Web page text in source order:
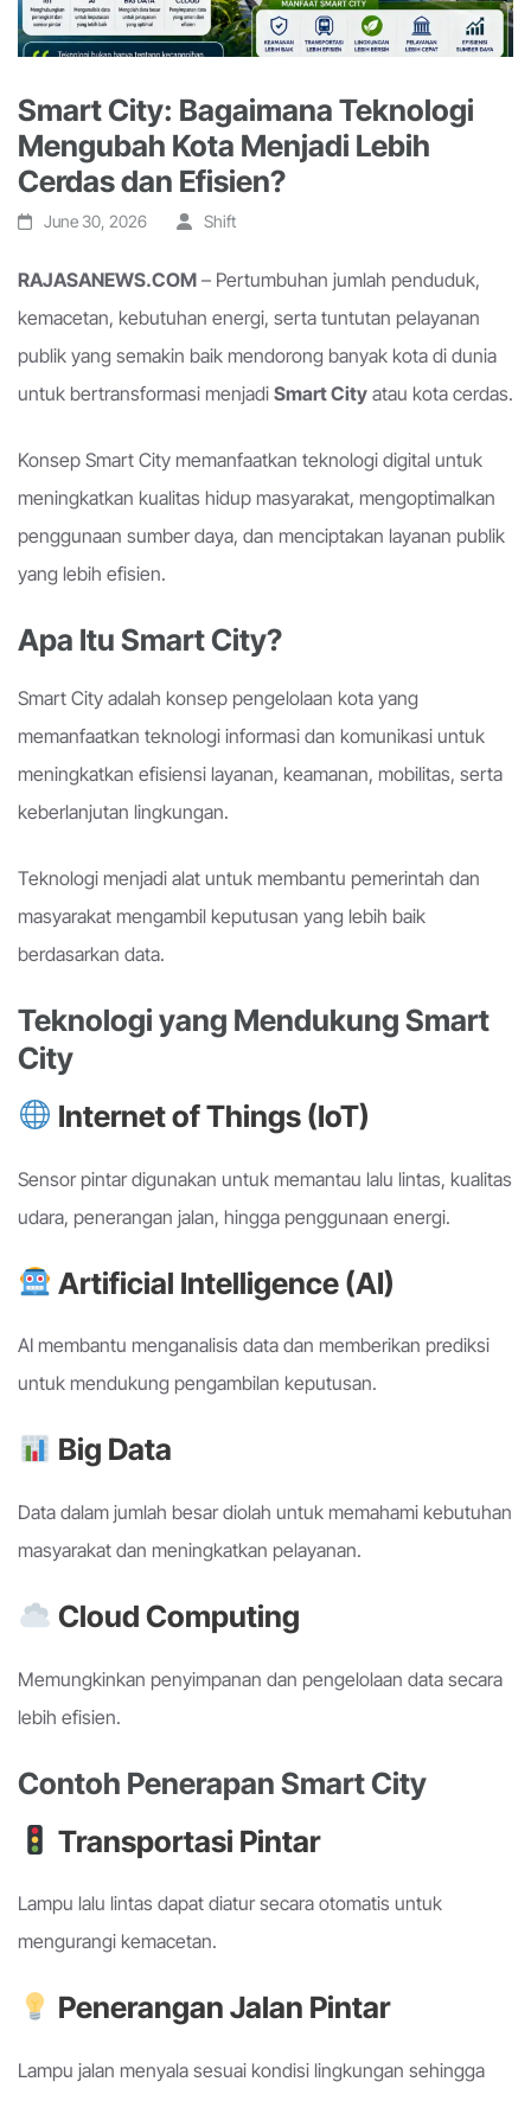
Smart City: Bagaimana Teknologi
Mengubah Kota Menjadi Lebih
Cerdas dan Efisien?
June 30, 2026 Shift
RAJASANEWS.COM – Pertumbuhan jumlah penduduk,
kemacetan, kebutuhan energi, serta tuntutan pelayanan
publik yang semakin baik mendorong banyak kota di dunia
untuk bertransformasi menjadi Smart City atau kota cerdas.
Konsep Smart City memanfaatkan teknologi digital untuk
meningkatkan kualitas hidup masyarakat, mengoptimalkan
penggunaan sumber daya, dan menciptakan layanan publik
yang lebih efisien.
Apa Itu Smart City?
Smart City adalah konsep pengelolaan kota yang
memanfaatkan teknologi informasi dan komunikasi untuk
meningkatkan efisiensi layanan, keamanan, mobilitas, serta
keberlanjutan lingkungan.
Teknologi menjadi alat untuk membantu pemerintah dan
masyarakat mengambil keputusan yang lebih baik
berdasarkan data.
Teknologi yang Mendukung Smart
City
Internet of Things (IoT)
Sensor pintar digunakan untuk memantau lalu lintas, kualitas
udara, penerangan jalan, hingga penggunaan energi.
Artificial Intelligence (AI)
AI membantu menganalisis data dan memberikan prediksi
untuk mendukung pengambilan keputusan.
Big Data
Data dalam jumlah besar diolah untuk memahami kebutuhan
masyarakat dan meningkatkan pelayanan.
Cloud Computing
Memungkinkan penyimpanan dan pengelolaan data secara
lebih efisien.
Contoh Penerapan Smart City
Transportasi Pintar
Lampu lalu lintas dapat diatur secara otomatis untuk
mengurangi kemacetan.
Penerangan Jalan Pintar
Lampu jalan menyala sesuai kondisi lingkungan sehingga